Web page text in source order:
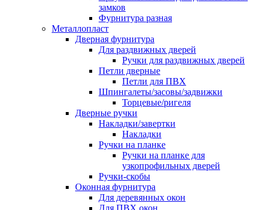
замков
Фурнитура разная
Металлопласт
Дверная фурнитура
Для раздвижных дверей
Ручки для раздвижных дверей
Петли дверные
Петли для ПВХ
Шпингалеты/засовы/задвижки
Торцевые/ригеля
Дверные ручки
Накладки/завертки
Накладки
Ручки на планке
Ручки на планке для
узкопрофильных дверей
Ручки-скобы
Оконная фурнитура
Для деревянных окон